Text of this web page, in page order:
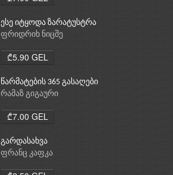
ესე იტყოდა ზარატუსტრა
ფრიდრიხ ნიცშე
₾5.90 GEL
წარმატების 365 გასაღები
რამაზ გიგაური
₾7.00 GEL
გარდასახვა
ფრანც კაფკა